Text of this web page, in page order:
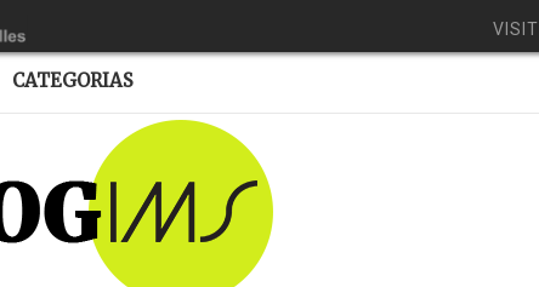
CATEGORIAS